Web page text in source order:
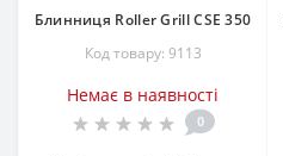
Блинниця Roller Grill CSE 350
Код товару: 9113
Немає в наявності
0